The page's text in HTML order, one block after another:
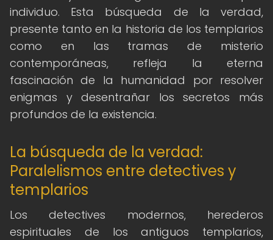
individuo. Esta búsqueda de la verdad,
presente tanto en la historia de los templarios
como en las tramas de misterio
contemporáneas, refleja la eterna
fascinación de la humanidad por resolver
enigmas y desentrañar los secretos más
profundos de la existencia.
La búsqueda de la verdad:
Paralelismos entre detectives y
templarios
Los detectives modernos, herederos
espirituales de los antiguos templarios,